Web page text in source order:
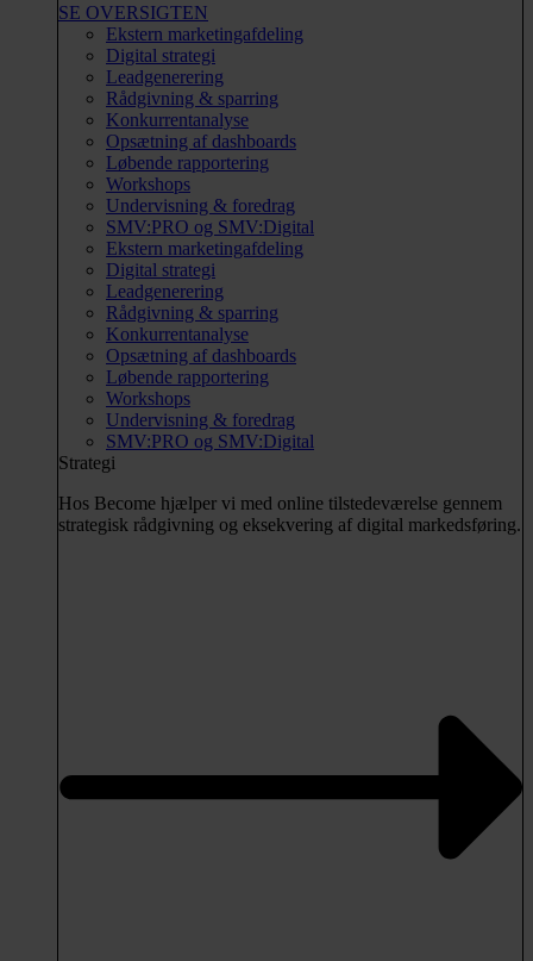
SE OVERSIGTEN
Ekstern marketingafdeling
Digital strategi
Leadgenerering
Rådgivning & sparring
Konkurrentanalyse
Opsætning af dashboards
Løbende rapportering
Workshops
Undervisning & foredrag
SMV:PRO og SMV:Digital
Ekstern marketingafdeling
Digital strategi
Leadgenerering
Rådgivning & sparring
Konkurrentanalyse
Opsætning af dashboards
Løbende rapportering
Workshops
Undervisning & foredrag
SMV:PRO og SMV:Digital
Strategi
Hos Become hjælper vi med online tilstedeværelse gennem
strategisk rådgivning og eksekvering af digital markedsføring.